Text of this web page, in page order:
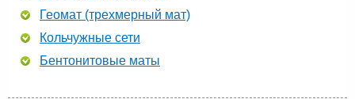
Геомат (трехмерный мат)
Кольчужные сети
Бентонитовые маты